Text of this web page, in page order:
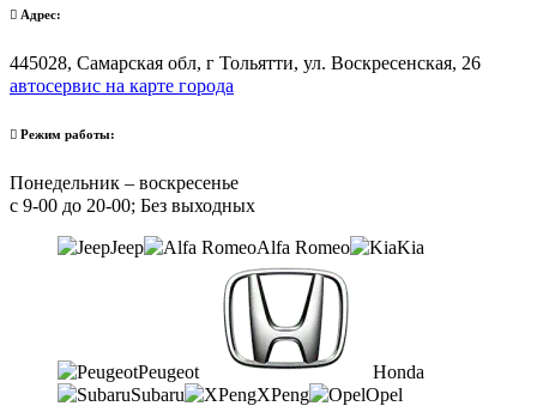
Адрес:
445028, Самарская обл, г Тольятти, ул. Воскресенская, 26
автосервис на карте города
Режим работы:
Понедельник – воскресенье
с 9-00 до 20-00; Без выходных
Jeep Alfa Romeo Kia
Peugeot
Honda
Subaru
XPeng Opel